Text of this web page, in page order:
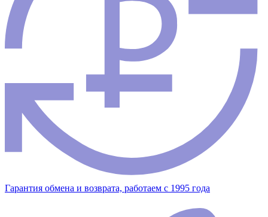
Гарантия обмена и возврата, работаем с 1995 года